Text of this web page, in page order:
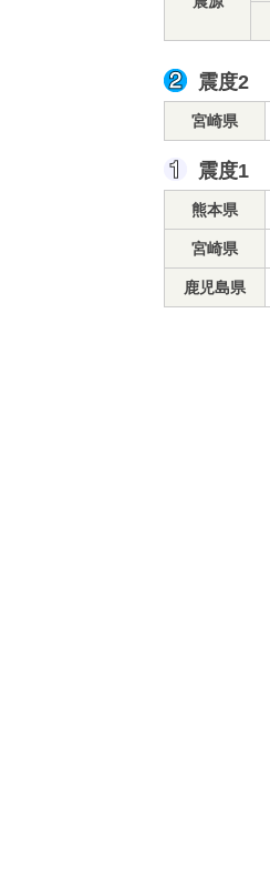
震度2
宮崎県
震度1
熊本県
宮崎県
鹿児島県